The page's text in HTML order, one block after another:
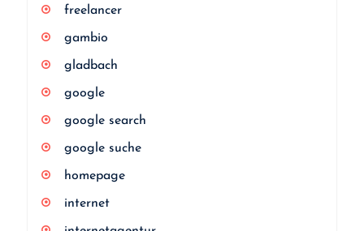
freelancer
gambio
gladbach
google
google search
google suche
homepage
internet